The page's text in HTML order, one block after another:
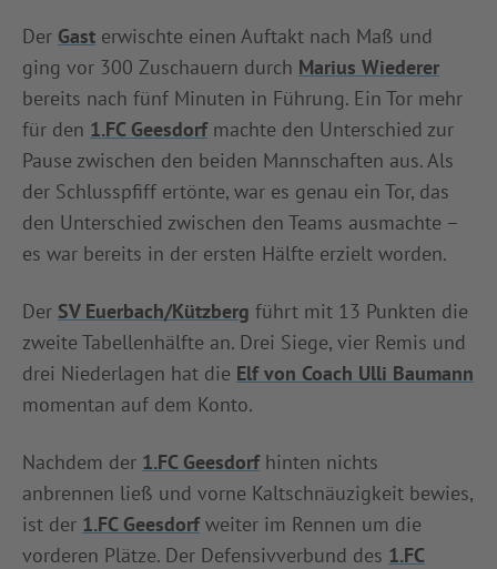
Der Gast erwischte einen Auftakt nach Maß und
ging vor 300 Zuschauern durch Marius Wiederer
bereits nach fünf Minuten in Führung. Ein Tor mehr
für den 1.FC Geesdorfmachte den Unterschied zur
Pause zwischen den beiden Mannschaften aus. Als
der Schlusspfiff ertönte, war es genau ein Tor, das
den Unterschied zwischen den Teams ausmachte –
es war bereits in der ersten Hälfte erzielt worden.
Der SV Euerbach/Kützberg führt mit 13 Punkten die
zweite Tabellenhälfte an. Drei Siege, vier Remis und
drei Niederlagen hat die Elf von Coach Ulli Baumann
momentan auf dem Konto.
Nachdem der 1.FC Geesdorfhinten nichts
anbrennen ließ und vorne Kaltschnäuzigkeit bewies,
ist der 1.FC Geesdorfweiter im Rennen um die
vorderen Plätze. Der Defensivverbund des 1.FC